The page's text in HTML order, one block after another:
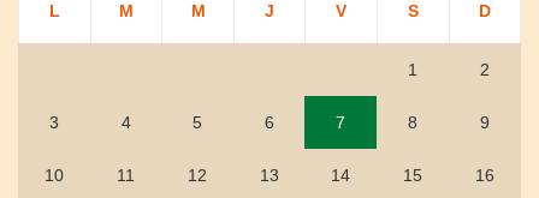
L M M J V S D
1 2
3 4 5 6 7 8 9
10 11 12 13 14 15 16